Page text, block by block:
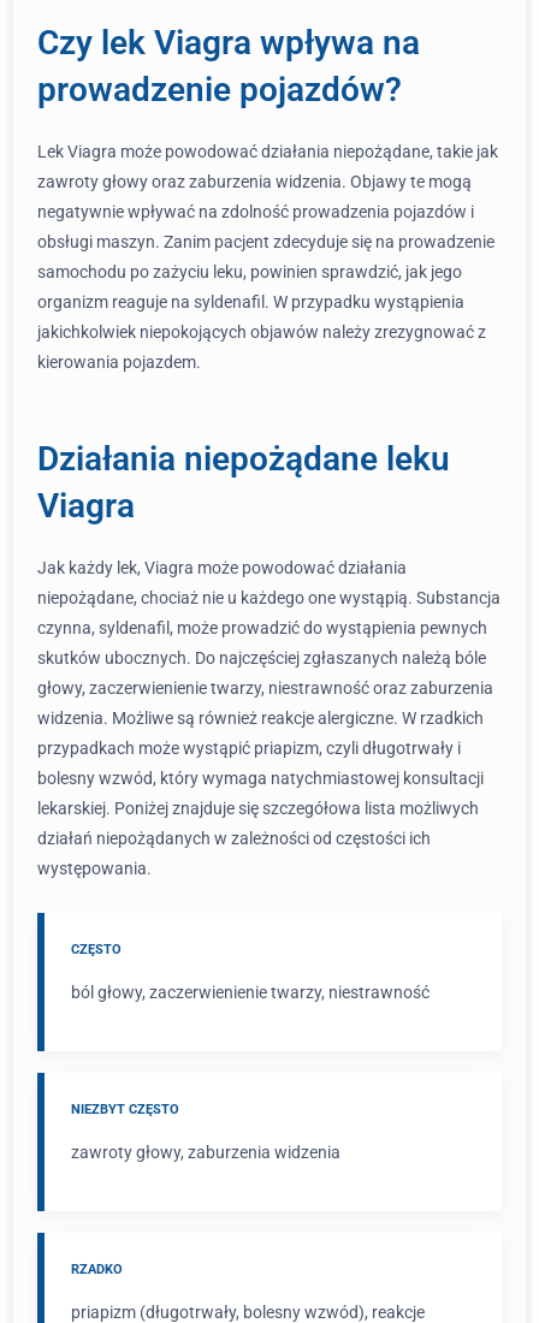
Czy lek Viagra wpływa na
prowadzenie pojazdów?
Lek Viagra może powodować działania niepożądane, takie jak
zawroty głowy oraz zaburzenia widzenia. Objawy te mogą
negatywnie wpływać na zdolność prowadzenia pojazdów i
obsługi maszyn. Zanim pacjent zdecyduje się na prowadzenie
samochodu po zażyciu leku, powinien sprawdzić, jak jego
organizm reaguje na syldenafil. W przypadku wystąpienia
jakichkolwiek niepokojących objawów należy zrezygnować z
kierowania pojazdem.
Działania niepożądane leku
Viagra
Jak każdy lek, Viagra może powodować działania
niepożądane, chociaż nie u każdego one wystąpią. Substancja
czynna, syldenafil, może prowadzić do wystąpienia pewnych
skutków ubocznych. Do najczęściej zgłaszanych należą bóle
głowy, zaczerwienienie twarzy, niestrawność oraz zaburzenia
widzenia. Możliwe są również reakcje alergiczne. W rzadkich
przypadkach może wystąpić priapizm, czyli długotrwały i
bolesny wzwód, który wymaga natychmiastowej konsultacji
lekarskiej. Poniżej znajduje się szczegółowa lista możliwych
działań niepożądanych w zależności od częstości ich
występowania.
CZĘSTO
ból głowy, zaczerwienienie twarzy, niestrawność
NIEZBYT CZĘSTO
zawroty głowy, zaburzenia widzenia
RZADKO
priapizm (długotrwały, bolesny wzwód), reakcje